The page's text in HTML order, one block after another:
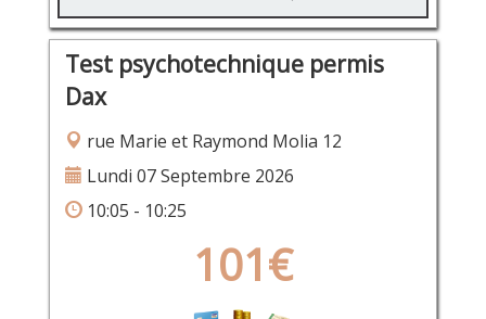
Test psychotechnique permis
Dax
rue Marie et Raymond Molia 12
Lundi 07 Septembre 2026
10:05 - 10:25
101€